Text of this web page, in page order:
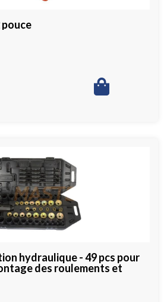
hydraulique - 49 pcs pour
des roulements et